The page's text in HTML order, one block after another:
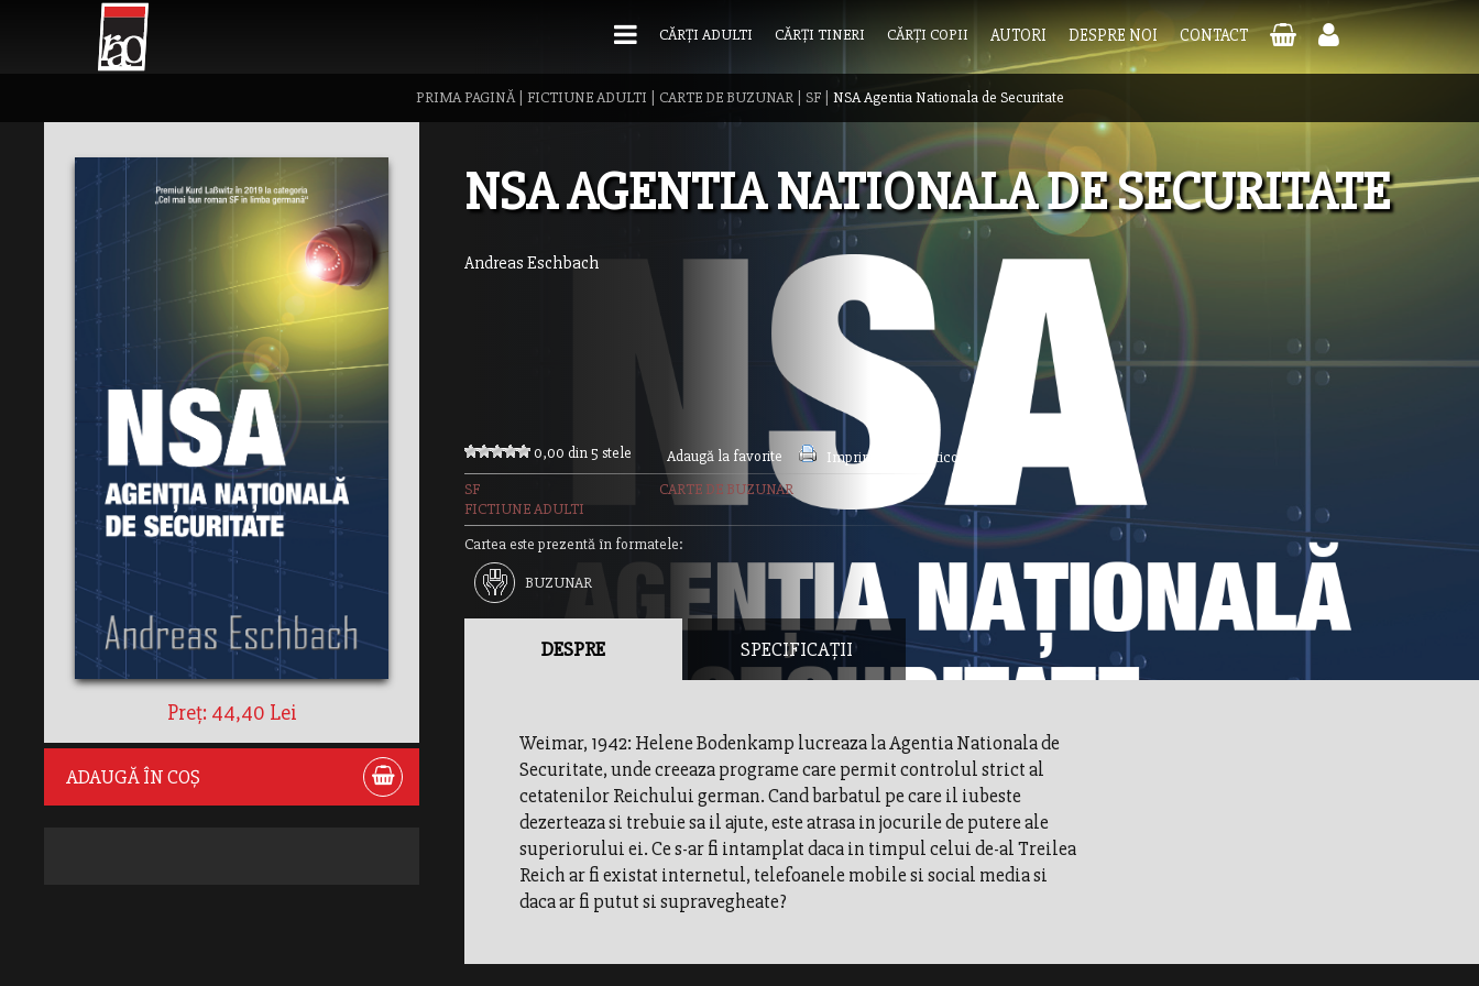
CĂRȚI ADULTI CĂRȚI TINERI CĂRȚI COPII AUTORI DESPRE NOI CONTACT
PRIMA PAGINĂ| FICTIUNE ADULTI CARTE DE BUZUNAR| SF| NSA Agentia Nationala de Securitate
Preț: 44,40 Lei
ADAUGĂ ÎN COȘ
NSA AGENTIA NATIONALA DE SECURITATE
Andreas Eschbach
0,00 din 5 stele Adaugă la favorite
Imprimă acest articol
SF
CARTE DE BUZUNAR
FICTIUNE ADULTI
Cartea este prezentă în formatele:
BUZUNAR
DESPRE SPECIFICAȚII
Weimar, 1942: Helene Bodenkamp lucreaza la Agentia Nationala de
Securitate, unde creeaza programe care permit controlul strict al
cetatenilor Reichului german. Cand barbatul pe care il iubeste
dezerteaza si trebuie sa il ajute, este atrasa in jocurile de putere ale
superiorului ei. Ce s-ar fi intamplat daca in timpul celui de-al Treilea
Reich ar fi existat internetul, telefoanele mobile si social media si
daca ar fi putut si supravegheate?